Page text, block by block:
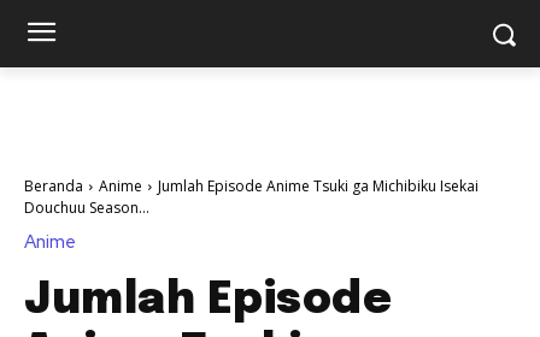
Beranda Anime
Jumlah Episode Anime Tsuki ga Michibiku Isekai
Douchuu Season...
Anime
Jumlah Episode